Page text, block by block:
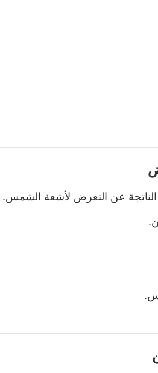
عن التعرض لأشعة الشمس.